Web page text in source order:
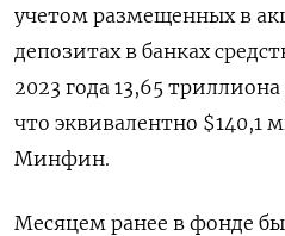
учетом размещенных в
депозитах в банках
2023 года 13,65
что эквивалентно $140,1
Минфин.
Месяцем ранее в фонде